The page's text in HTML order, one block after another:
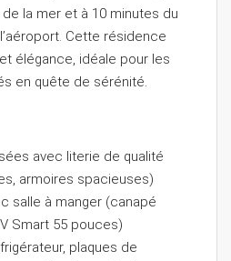
la mer et à 10 minutes du
Cette résidence
élégance, idéale pour les
en quête de sérénité.
avec literie de qualité
armoires spacieuses)
salle à manger (canapé
Smart 55 pouces)
plaques de